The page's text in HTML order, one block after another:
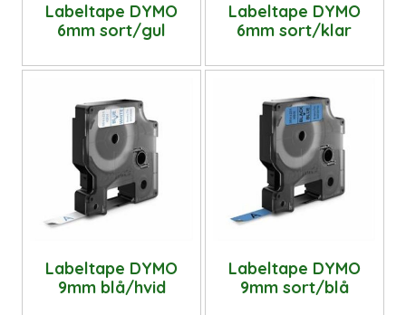
Labeltape DYMO
6mm sort/gul
Labeltape DYMO
6mm sort/klar
Labeltape DYMO
9mm blå/hvid
Labeltape DYMO
9mm sort/blå